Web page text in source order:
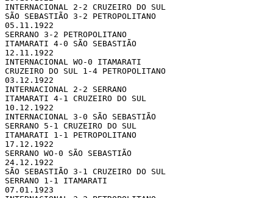
INTERNACIONAL 2-2 CRUZEIRO DO SUL
SÃO SEBASTIÃO 3-2 PETROPOLITANO
05.11.1922
SERRANO 3-2 PETROPOLITANO
ITAMARATI 4-0 SÃO SEBASTIÃO
12.11.1922
INTERNACIONAL WO-0 ITAMARATI
CRUZEIRO DO SUL 1-4 PETROPOLITANO
03.12.1922
INTERNACIONAL 2-2 SERRANO
ITAMARATI 4-1 CRUZEIRO DO SUL
10.12.1922
INTERNACIONAL 3-0 SÃO SEBASTIÃO
SERRANO 5-1 CRUZEIRO DO SUL
ITAMARATI 1-1 PETROPOLITANO
17.12.1922
SERRANO WO-0 SÃO SEBASTIÃO
24.12.1922
SÃO SEBASTIÃO 3-1 CRUZEIRO DO SUL
SERRANO 1-1 ITAMARATI
07.01.1923